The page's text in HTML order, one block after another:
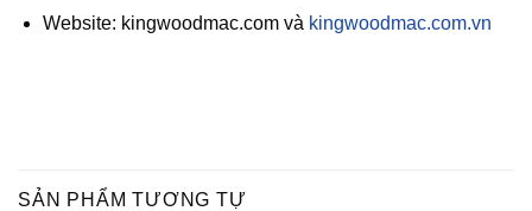
Website: kingwoodmac.com và kingwoodmac.com.vn
SẢN PHẨM TƯƠNG TỰ